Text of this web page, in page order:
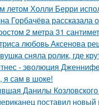
летом Холли Берри
Горбачёва рассказала
2 метра 31
любовь Аксенова
сняла ролик, где
- эволюция
я сам в шоке!
Данилы Козловского
поставил новый